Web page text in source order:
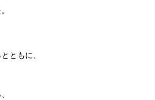
ともに、